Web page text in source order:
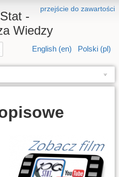
przejście do zawartości
-
Wiedzy
English (en) Polski (pl)